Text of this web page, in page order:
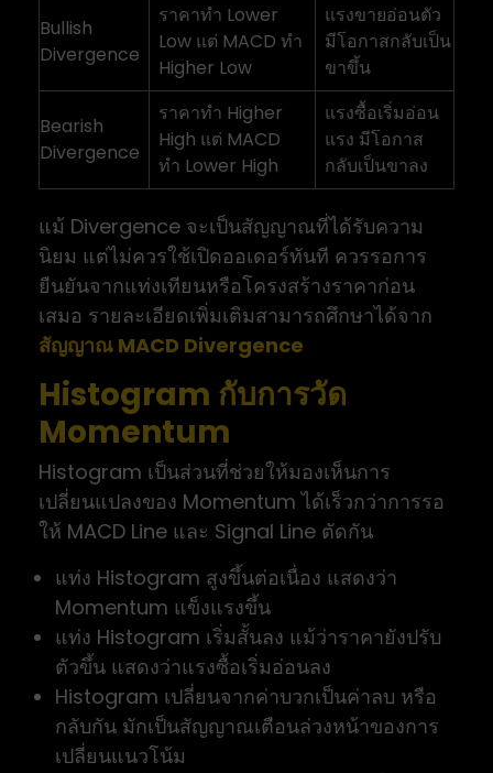
Bullish
Divergence
ราคาทำ Lower
Low แต่ MACD ทำ
Higher Low
แรงขายอ่อนตัว
มีโอกาสกลับเป็น
ขาขึ้น
Bearish
Divergence
ราคาทำ Higher
High แต่ MACD
ทำ Lower High
แรงซื้อเริ่มอ่อน
แรง มีโอกาส
กลับเป็นขาลง
แม้ Divergence จะเป็นสัญญาณที่ได้รับความ
นิยม แต่ไม่ควรใช้เปิดออเดอร์ทันที ควรรอการ
ยืนยันจากแท่งเทียนหรือโครงสร้างราคาก่อน
เสมอ รายละเอียดเพิ่มเติมสามารถศึกษาได้จาก
สัญญาณ MACD Divergence
Histogram กับการวัด
Momentum
Histogram เป็นส่วนที่ช่วยให้มองเห็นการ
เปลี่ยนแปลงของ Momentum ได้เร็วกว่าการรอ
ให้ MACD Line และ Signal Line ตัดกัน
แท่ง Histogram สูงขึ้นต่อเนื่อง แสดงว่า
Momentum แข็งแรงขึ้น
แท่ง Histogram เริ่มสั้นลง แม้ว่าราคายังปรับ
ตัวขึ้น แสดงว่าแรงซื้อเริ่มอ่อนลง
Histogram เปลี่ยนจากค่าบวกเป็นค่าลบ หรือ
กลับกัน มักเป็นสัญญาณเตือนล่วงหน้าของการ
เปลี่ยนแนวโน้ม